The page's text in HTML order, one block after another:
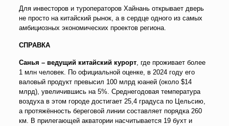
Для инвесторов и туроператоров Хайнань открывает дверь
не просто на китайский рынок, а в сердце одного из самых
амбициозных экономических проектов региона.
СПРАВКА
Санья –ведущий китайский курорт, где проживает более
1 млн человек. По официальной оценке, в 2024 году его
валовый продукт превысил 100 млрд юаней (около $14
млрд), увеличившись на 5%. Среднегодовая температура
воздуха в этом городе достигает 25,4 градуса по Цельсию,
а протяжённость береговой линии составляет порядка 260
км. В прилегающей акватории насчитывается 19 бухт и